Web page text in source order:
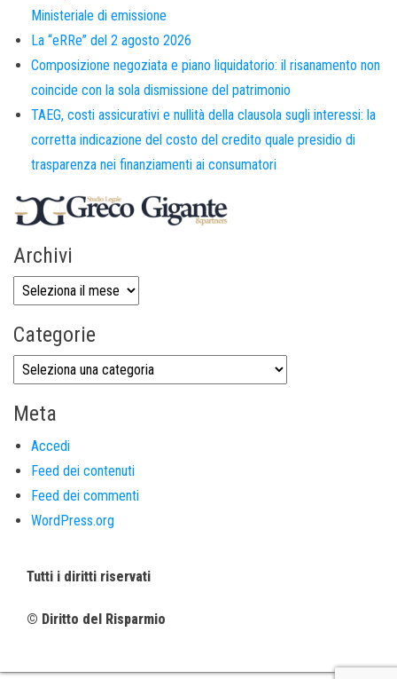
Ministeriale di emissione
La “eRRe” del 2 agosto 2026
Composizione negoziata e piano liquidatorio: il risanamento non
coincide con la sola dismissione del patrimonio
TAEG, costi assicurativi e nullità della clausola sugli interessi: la
corretta indicazione del costo del credito quale presidio di
trasparenza nei finanziamenti ai consumatori
Archivi
Categorie
Meta
Accedi
Feed dei contenuti
Feed dei commenti
WordPress.org
Tutti i diritti riservati
© Diritto del Risparmio